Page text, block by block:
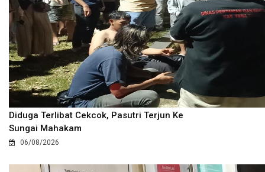
Diduga Terlibat Cekcok, Pasutri Terjun Ke
Sungai Mahakam
06/08/2026